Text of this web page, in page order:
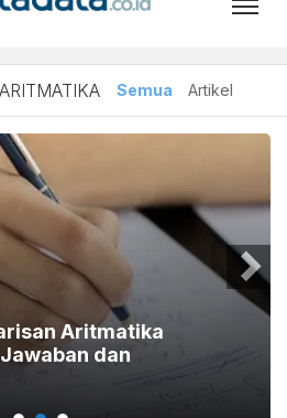
Barisan
Semua Artikel
Aritmatika
dan